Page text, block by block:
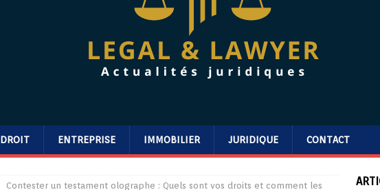
DROIT ENTREPRISE IMMOBILIER JURIDIQUE CONTACT
Contester un testament olographe : Quels sont vos droits et comment les